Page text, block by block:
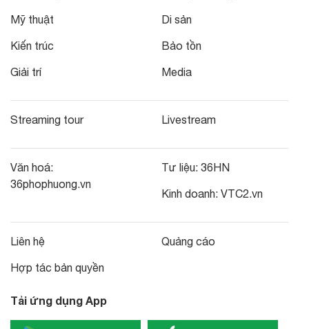
Mỹ thuật
Kiến trúc
Giải trí
Di sản
Bảo tồn
Media
Streaming tour Livestream
Văn hoá:
36phophuong.vn
Tư liệu: 36HN
Kinh doanh: VTC2.vn
Liên hệ
Hợp tác bản quyền
Quảng cáo
Tải ứng dụng App